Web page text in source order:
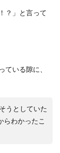
？」と言って
ている隙に、
うとしていた
わかったこ